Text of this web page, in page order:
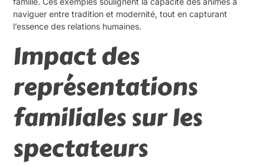
naviguer entre tradition et modernité, tout en capturant
l’essence des relations humaines.
Impact des
représentations
familiales sur les
spectateurs